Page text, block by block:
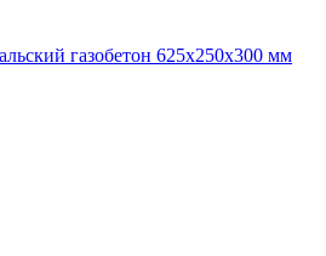
газобетон 625х250х300 мм